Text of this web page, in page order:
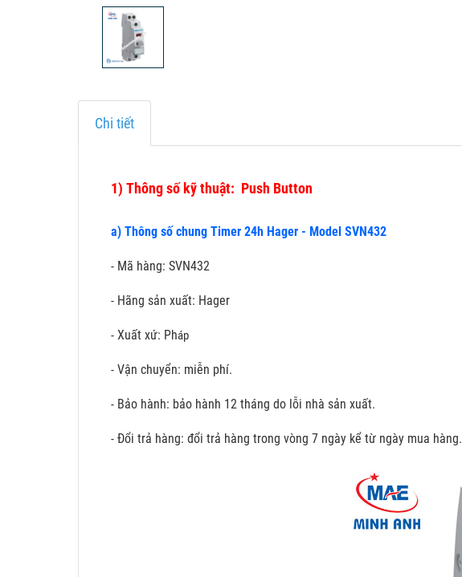
Chi tiết
1) Thông số kỹ thuật: Push Button
a) Thông số chung Timer 24h Hager - Model SVN432
- Mã hàng: SVN432
- Hãng sản xuất: Hager
- Xuất xứ: Pháp
- Vận chuyển: miễn phí.
- Bảo hành: bảo hành 12 tháng do lỗi nhà sản xuất.
- Đổi trả hàng: đổi trả hàng trong vòng 7 ngày kể từ ngày mua hàng.